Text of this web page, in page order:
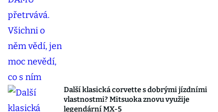
Další klasická corvette s dobrými jízdními
vlastnostmi? Mitsuoka znovu využije
legendární MX-5